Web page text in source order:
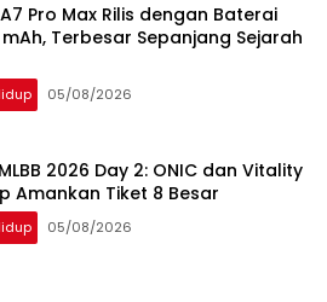
Pro Max Rilis dengan Baterai
mAh, Terbesar Sepanjang Sejarah
05/08/2026
2026 Day 2: ONIC dan Vitality
Amankan Tiket 8 Besar
05/08/2026